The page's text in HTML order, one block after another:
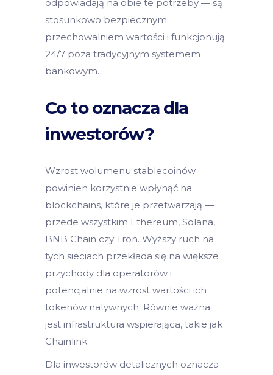
odpowiadają na obie te potrzeby — są
stosunkowo bezpiecznym
przechowalniem wartości i funkcjonują
24/7 poza tradycyjnym systemem
bankowym.
Co to oznacza dla
inwestorów?
Wzrost wolumenu stablecoinów
powinien korzystnie wpłynąć na
blockchains, które je przetwarzają —
przede wszystkim Ethereum, Solana,
BNB Chain czy Tron. Wyższy ruch na
tych sieciach przekłada się na większe
przychody dla operatorów i
potencjalnie na wzrost wartości ich
tokenów natywnych. Równie ważna
jest infrastruktura wspierająca, takie jak
Chainlink.
Dla inwestorów detalicznych oznacza